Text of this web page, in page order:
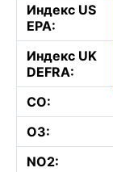
Индекс US
EPA:
Индекс UK
DEFRA:
CO:
O3:
NO2: